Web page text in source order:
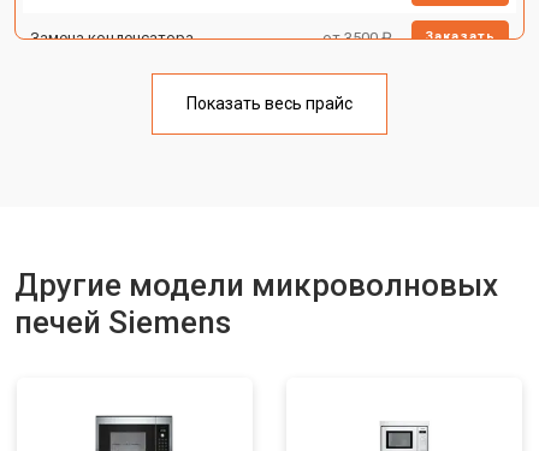
Замена конденсатора от 3500 ₽ Заказать
Ремонт платы управления
Замена лампочки от 2400 ₽
Показать весь прайс
Другие модели микроволновых
печей Siemens